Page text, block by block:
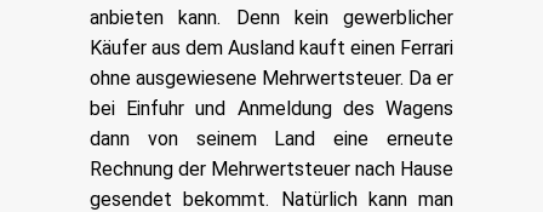
anbieten kann. Denn kein gewerblicher
Käufer aus dem Ausland kauft einen Ferrari
ohne ausgewiesene Mehrwertsteuer. Da er
bei Einfuhr und Anmeldung des Wagens
dann von seinem Land eine erneute
Rechnung der Mehrwertsteuer nach Hause
gesendet bekommt. Natürlich kann man